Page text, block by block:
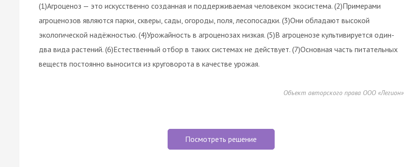
(1)Агроценоз — это искусственно созданная и поддерживаемая человеком экосистема. (2)Примерами
агроценозов являются парки, скверы, сады, огороды, поля, лесопосадки. (3)Они обладают высокой
экологической надёжностью. (4)Урожайность в агроценозах низкая. (5)В агроценозе культивируется один-
два вида растений. (6)Естественный отбор в таких системах не действует. (7)Основная часть питательных
веществ постоянно выносится из круговорота в качестве урожая.
Объект авторского права ООО «Легион»
Посмотреть решение